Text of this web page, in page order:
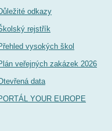
odkazy
rejstřík
vysokých škol
veřejných zakázek 2026
data
YOUR EUROPE